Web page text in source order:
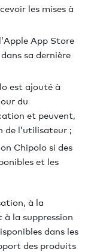
les mises à
App Store
sa dernière
est ajouté à
du
et peuvent,
de l’utilisateur ;
Chipolo si des
et les
à la
à la suppression
dans les
des produits